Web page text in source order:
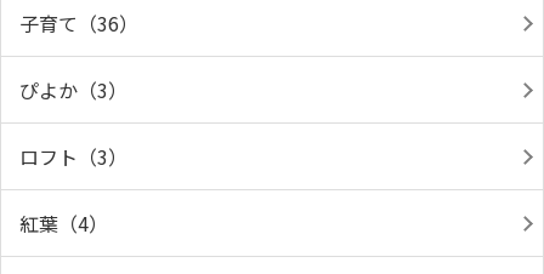
子育て（36）
ぴよか（3）
ロフト（3）
紅葉（4）